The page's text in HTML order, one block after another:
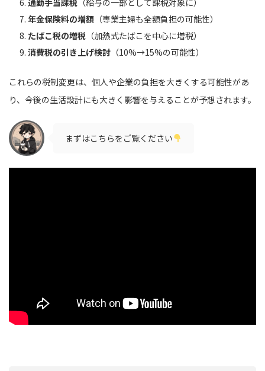
通勤手当課税 （給与の一部として課税対象に）
年金保険料の増額 （専業主婦も全額負担の可能性）
たばこ税の増税 （加熱式たばこを中心に増税）
消費税の引き上げ検討 （10%→15%の可能性）
これらの税制変更は、個人や企業の負担を大きくする可能性があ
り、今後の生活設計にも大きく影響を与えることが予想されます。
まずはこちらをご覧ください